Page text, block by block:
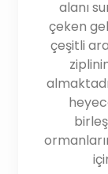
alanı
çeken
çeşitli